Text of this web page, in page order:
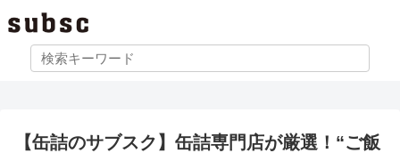
【缶詰のサブスク】缶詰専門店が厳選！“ご飯